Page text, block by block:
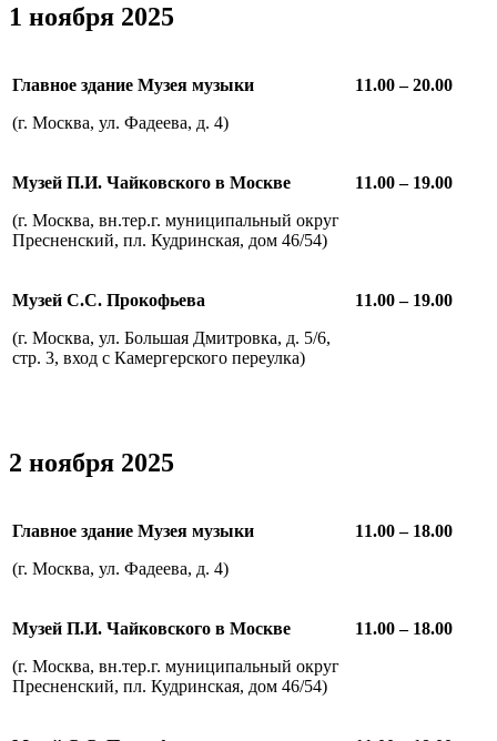
1 ноября 2025
Главное здание Музея музыки
(г. Москва, ул. Фадеева, д. 4)
11.00 – 20.00
Музей П.И. Чайковского в Москве
(г. Москва, вн.тер.г. муниципальный округ
Пресненский, пл. Кудринская, дом 46/54)
11.00 – 19.00
Музей С.С. Прокофьева
(г. Москва, ул. Большая Дмитровка, д. 5/6,
стр. 3, вход с Камергерского переулка)
11.00 – 19.00
2 ноября 2025
Главное здание Музея музыки
(г. Москва, ул. Фадеева, д. 4)
11.00 – 18.00
Музей П.И. Чайковского в Москве
(г. Москва, вн.тер.г. муниципальный округ
Пресненский, пл. Кудринская, дом 46/54)
11.00 – 18.00